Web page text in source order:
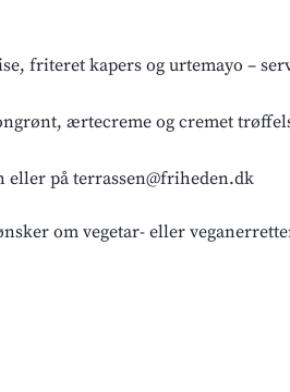
friteret kapers og urtemayo –
ærtecreme og cremet
eller på terrassen@friheden.dk
om vegetar- eller